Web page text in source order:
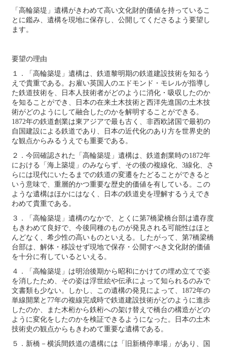
「高輪築堤」遺構がきわめて高い文化財的価値を持っているこ
とに鑑み、遺構を現地に保存し、公開してくださるよう要望し
ます。
要望の理由
１．「高輪築堤」遺構は、鉄道黎明期の鉄道建設技術を知るう
えで貴重である。お雇い英国人のエドモンド・モレルが指導し
た鉄道技術を、日本人技術者がどのように消化・吸収したのか
を知ることができ、日本の在来土木技術と西洋先進国の土木技
術がどのようにして融合したのかを解明することができる。
1872年の鉄道創業は東アジアで最も古く、非西欧諸国で最初の
自国建設による鉄道であり、日本の近代化のあり方を世界史的
な観点からみるうえでも重要である。
２．今回確認された「高輪築堤」遺構は、鉄道創業時の1872年
における「海上築堤」のみならず、その後の複線化、3線化、さ
らには現代にいたるまでの鉄道の変遷をたどることができると
いう意味で、重層的かつ重要な歴史的価値を有している。この
ような遺構はほかにはなく、日本の鉄道史を理解するうえでき
わめて貴重である。
３．「高輪築堤」遺構のなかで、とくに第7橋梁橋台部は遺存度
もきわめて良好で、今後同種のものが発見される可能性はほと
んどなく、希少性の高いものといえる。したがって、第7橋梁橋
台部は、解体・移設せず現地で保存・公開すべき文化財的価値
を十分に有しているといえる。
４．「高輪築堤」は明治後期から昭和にかけての埋め立てで姿
を消したため、その姿は浮世絵や伝承によって知られるのみで
文書類も少ない。しかし、この遺構の発見によって、1872年の
単線開業と77年の複線完成時で鉄道建設技術がどのように進歩
したのか、また木桁から鉄桁への架け替えで橋台の構造がどの
ように変化をしたのかを検証できるようになった。日本の土木
技術史の観点からもきわめて重要な遺構である。
５．新橋－横浜間鉄道の遺構には「旧新橋停車場」があり、国